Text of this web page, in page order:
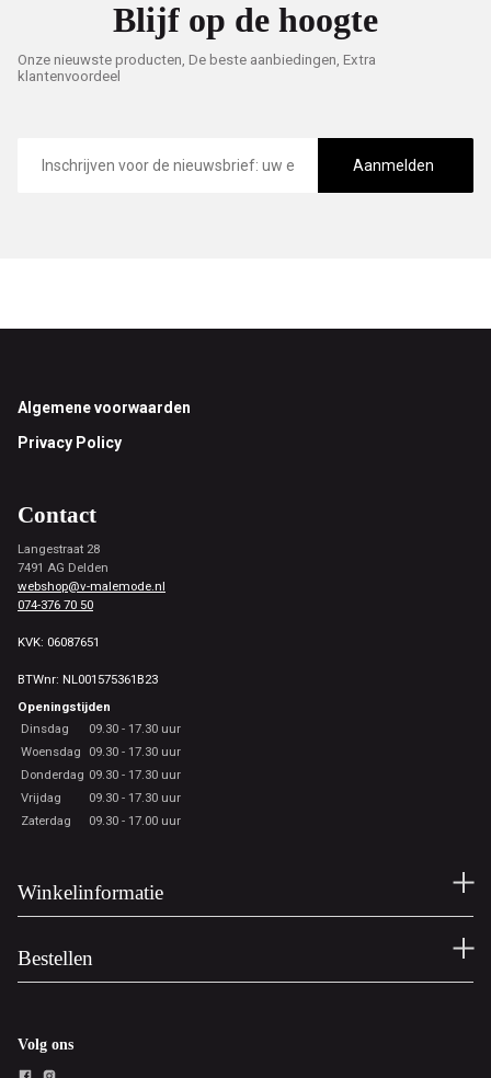
Blijf op de hoogte
Onze nieuwste producten, De beste aanbiedingen, Extra
klantenvoordeel
mailadres
Aanmelden
Footer
Algemene voorwaarden
Privacy Policy
Contact
Langestraat 28
7491 AG Delden
webshop@v-malemode.nl
074-376 70 50
KVK: 06087651
BTWnr: NL001575361B23
Openingstijden
Dinsdag
09.30 - 17.30 uur
Woensdag
09.30 - 17.30 uur
Donderdag 09.30 - 17.30 uur
Vrijdag
09.30 - 17.30 uur
Zaterdag
09.30 - 17.00 uur
Winkelinformatie
Bestellen
Volg ons